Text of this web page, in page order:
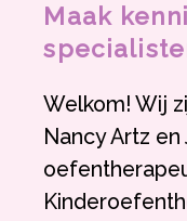
Maak
Welkom! Wij
Nancy Artz